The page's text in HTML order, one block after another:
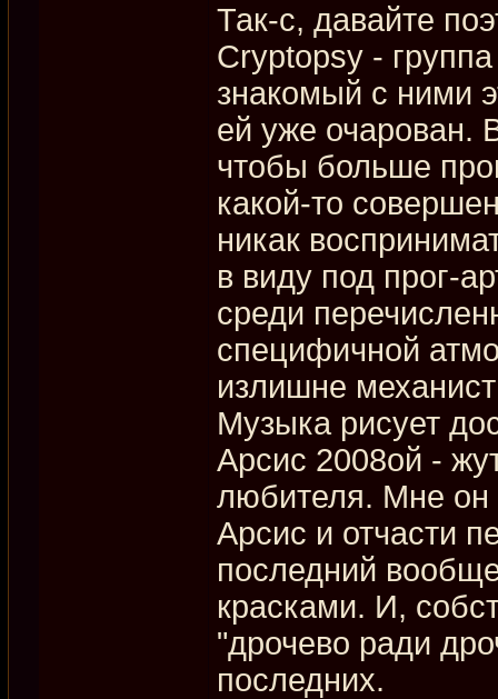
Так-с, давайте
Cryptopsy -
знакомый с ними
ей уже очарован.
чтобы больше
какой-то
никак
в виду под прог-
среди
специфичной
излишне
Музыка рисует
Арсис 2008ой -
любителя. Мне он
Арсис и отчасти
последний
красками. И,
"дрочево ради
последних.